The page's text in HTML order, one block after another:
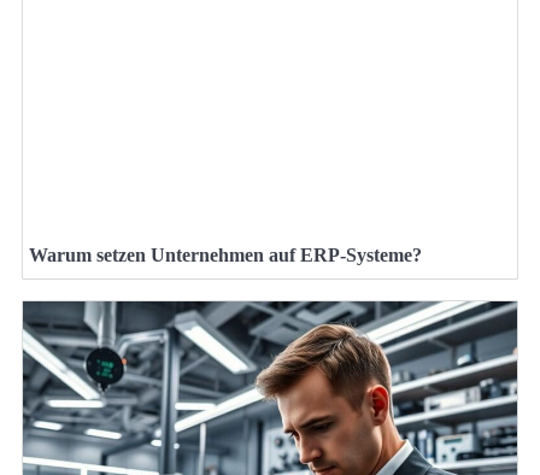
Warum setzen Unternehmen auf ERP-Systeme?